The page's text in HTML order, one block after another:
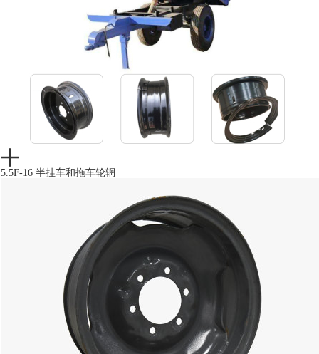
5.5F-16 半挂车和拖车轮辋